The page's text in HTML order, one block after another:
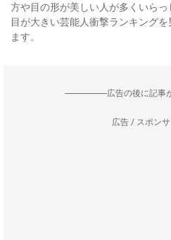
方や目の形が美しい人が多くいらっ
目が大きい芸能人衝撃ランキング
ます。
--------------------広告の後に記事
広告 / スポン